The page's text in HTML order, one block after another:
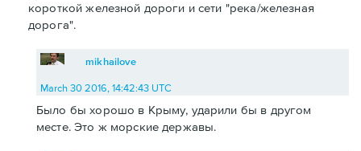
короткой железной дороги и сети "река/железная
дорога".
mikhailove
March 30 2016, 14:42:43 UTC
Было бы хорошо в Крыму, ударили бы в другом
месте. Это ж морские державы.